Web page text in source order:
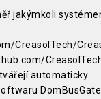
jakýmkoli
CreasolTech/
automaticky